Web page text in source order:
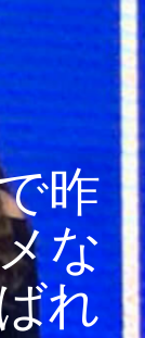
昨
な
れ